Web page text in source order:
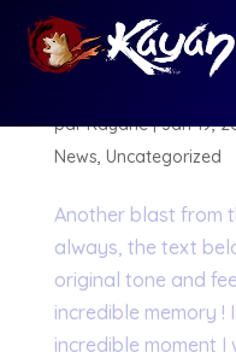
[BLOG] An
parKayane|Jan 19,
News, Uncategorized
Another blast from
always, the text
original tone and
incredible memory
incredible moment